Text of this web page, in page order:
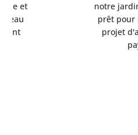
notre jardin
prêt pour notre
projet